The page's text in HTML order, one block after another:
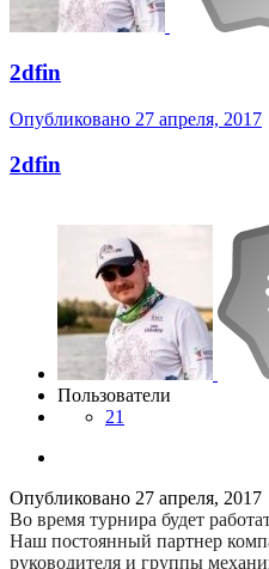
2dfin
Опубликовано 27 апреля, 2017
2dfin
Пользователи
21
Опубликовано 27 апреля, 2017
Во время турнира будет
Наш постоянный партнер
руководителя и группы